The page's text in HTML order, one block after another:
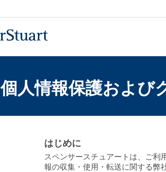
個人情報保護および
はじめに
スペンサースチュアートは、ご利
報の収集・使用・転送に関する弊